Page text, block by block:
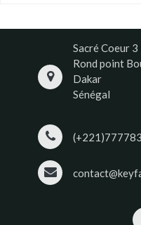
Sacré Coeur
Rond point
Dakar
Sénégal